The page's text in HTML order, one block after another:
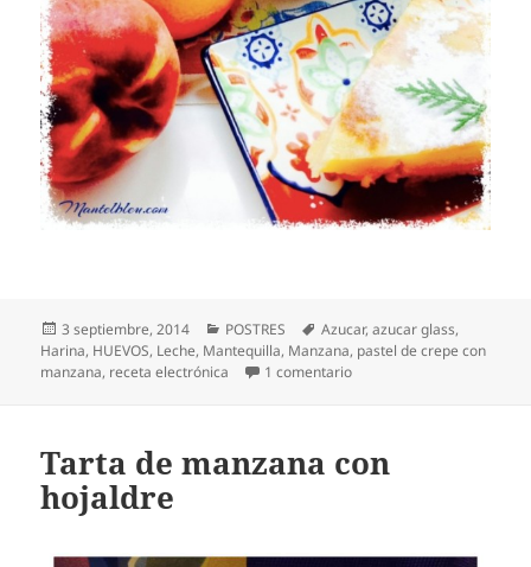
Publicado
el
3 septiembre, 2014 Categorías
POSTRES Etiquetas
Azucar,azucar glass,
Harina, HUEVOS, Leche, Mantequilla, Manzana, pastel de crepe con
manzana, receta electrónica 1 comentarioen Pastel de crepe con
Tarta de manzana con
hojaldre